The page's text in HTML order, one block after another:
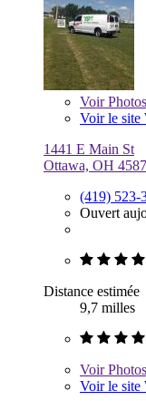
VoirPhotos
Voir le site
1441 E Main St
Ottawa, OH
(419) 523-
Ouvert
Distance estimée
9,7 milles
VoirPhotos
Voir le site